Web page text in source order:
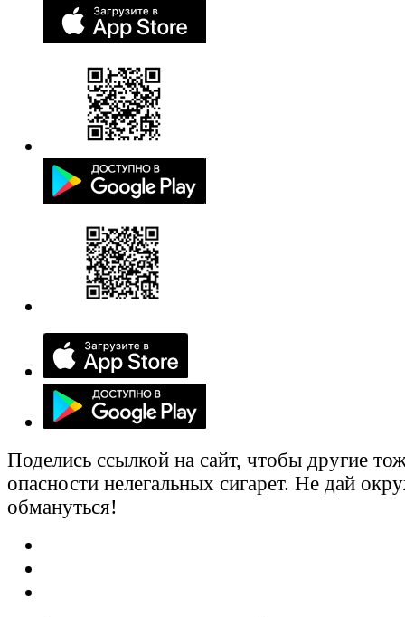
Поделись ссылкой на сайт, чтобы другие
опасности нелегальных сигарет. Не дай
обмануться!